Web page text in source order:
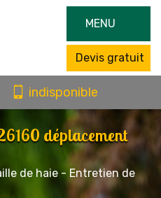
MENU
Devis gratuit
indisponible
déplacement
de haie - Entretien de